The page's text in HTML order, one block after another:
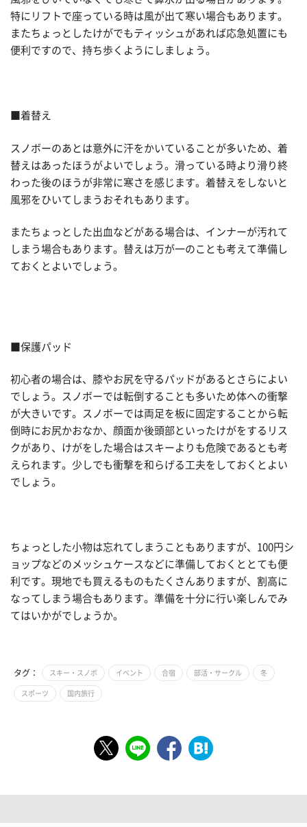
特にリフトで座っている時は風が出て寒い場合もあります。
またちょっとしたけがでもティッシュがあれば応急処置にも
便利ですので、持ち歩くようにしましょう。
■着替え
スノボーのあとは意外に汗をかいていることが多いため、着
替えはあったほうがよいでしょう。滑っている時より滑り終
わった後のほうが非常に寒さを感じます。着替えをしないと
風邪をひいてしまうおそれもあります。
またちょっとした出血などがある場合は、インナーが汚れて
しまう場合もあります。替えは万が一のことも考えて準備し
ておくとよいでしょう。
■保護パッド
初心者の場合は、膝やお尻を守るパッドがあるとさらによい
でしょう。スノボーでは転倒することも多いため体への衝撃
が大きいです。スノボーでは両足を板に固定することから転
倒時にお尻かおなか、顔面か後頭部といったけがをするリス
クがあり、けがをした場合はスキーよりも危険であるとも考
えられます。少しでも衝撃を和らげる工夫をしておくとよい
でしょう。
ちょっとした小物は忘れてしまうこともありますが、100円シ
ョップなどのメッシュケースなどに準備しておくととても便
利です。現地でも買えるものもたくさんありますが、割高に
なってしまう場合もあります。準備を十分に行い楽しんでみ
てはいかがでしょうか。
タグ： スキー・スノボ イベント 合宿 部活・サークル 冬
スポーツ 国内旅行